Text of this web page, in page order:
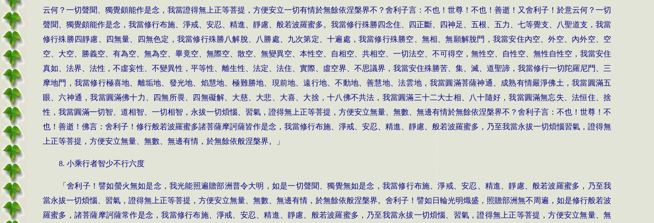
云何？一切聲聞、獨覺頗能作是念，我當證得無上正等菩提，方便安立一切有情於無餘依涅槃界不？舍利子言：不也！世尊！不也！善逝！又舍利子！於意云何？一切
聲聞、獨覺頗能作是念，我當修行布施、淨戒、安忍、精進、靜慮、般若波羅蜜多。我當修行殊勝四念住、四正斷、四神足、五根、五力、七等覺支、八聖道支，我當
修行殊勝四靜慮、四無量、四無色定，我當修行殊勝八解脫、八勝處、九次第定、十遍處，我當修行殊勝空、無相、無願解脫門，我當安住內空、外空、內外空、空
空、大空、勝義空、有為空、無為空、畢竟空、無際空、散空、無變異空、本性空、自相空、共相空、一切法空、不可得空，無性空、自性空、無性自性空，我當安住
真如、法界、法性，不虛妄性、不變異性，平等性、離生性、法定、法住、實際、虛空界、不思議界，我當安住殊勝苦、集、滅、道聖諦，我當修行一切陀羅尼門、三
摩地門，我當修行極喜地、離垢地、發光地、焰慧地、極難勝地、現前地、遠行地、不動地、善慧地、法雲地，我當圓滿菩薩神通、成熟有情嚴淨佛土，我當圓滿五
眼、六神通，我當圓滿佛十力、四無所畏、四無礙解、大慈、大悲、大喜、大捨，十八佛不共法，我當圓滿三十二大士相、八十隨好，我當圓滿無忘失、法恒住、捨
性，我當圓滿一切智、道相智、一切相智，永拔一切煩惱、習氣，證得無上正等菩提，方便安立無量、無數、無邊有情於無餘依涅槃界不？舍利子言：不也！世尊！不
也！善逝！佛言：舍利子！修行般若波羅蜜多諸菩薩摩訶薩皆作是念，我當修行布施、淨戒、安忍、精進、靜慮、般若波羅蜜多，乃至我當永拔一切煩惱習氣，證得無
上正等菩提，方便安立無量、無數、無邊有情，於無餘依般涅槃界。」
8. 小乘行者智少不行六度
「舍利子！譬如螢火無如是念，我光能照遍贍部洲普令大明，如是一切聲聞、獨覺無如是念，我當修行布施、淨戒、安忍、精進、靜慮、般若波羅蜜多，乃至我
當永拔一切煩惱、習氣，證得無上正等菩提，方便安立無量、無數、無邊有情，於無餘依般涅槃界。舍利子！譬如日輪光明熾盛，照贍部洲無不周遍，如是修行般若波
羅蜜多，諸菩薩摩訶薩常作是念，我當修行布施、淨戒、安忍、精進、靜慮、般若波羅蜜多，乃至我當永拔一切煩惱、習氣，證得無上正等菩提，方便安立無量、無